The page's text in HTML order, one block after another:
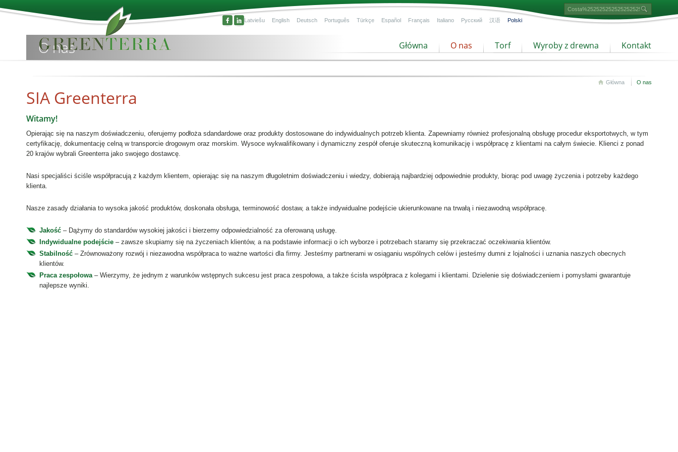
Latviešu English Deutsch Português Türkçe Español Français Italiano Русский 汉语 Polski
Główna O nas Torf Wyroby z drewna Kontakt
O nas
Główna O nas
SIA Greenterra
Witamy!
Opierając się na naszym doświadczeniu, oferujemy podłoża sdandardowe oraz produkty dostosowane do indywidualnych potrzeb klienta. Zapewniamy również profesjonalną obsługę procedur eksportotwych, w tym
certyfikację, dokumentację celną w transporcie drogowym oraz morskim. Wysoce wykwalifikowany i dynamiczny zespół oferuje skuteczną komunikację i współpracę z klientami na całym świecie. Klienci z ponad
20 krajów wybrali Greenterra jako swojego dostawcę.
Nasi specjaliści ściśle współpracują z każdym klientem, opierając się na naszym długoletnim doświadczeniu i wiedzy, dobierają najbardziej odpowiednie produkty, biorąc pod uwagę życzenia i potrzeby każdego
klienta.
Nasze zasady działania to wysoka jakość produktów, doskonała obsługa, terminowość dostaw, a także indywidualne podejście ukierunkowane na trwałą i niezawodną współpracę.
Jakość – Dążymy do standardów wysokiej jakości i bierzemy odpowiedzialność za oferowaną usługę.
Indywidualne podejście – zawsze skupiamy się na życzeniach klientów, a na podstawie informacji o ich wyborze i potrzebach staramy się przekraczać oczekiwania klientów.
Stabilność – Zrównoważony rozwój i niezawodna współpraca to ważne wartości dla firmy. Jesteśmy partnerami w osiąganiu wspólnych celów i jesteśmy dumni z lojalności i uznania naszych obecnych
klientów.
Praca zespołowa– Wierzymy, że jednym z warunków wstępnych sukcesu jest praca zespołowa, a także ścisła współpraca z kolegami i klientami. Dzielenie się doświadczeniem i pomysłami gwarantuje
najlepsze wyniki.